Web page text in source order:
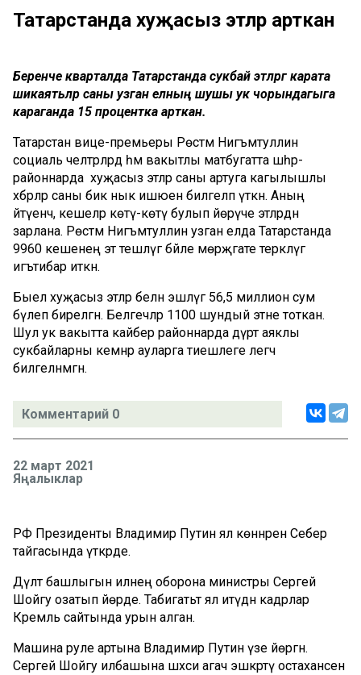
Татарстанда хуҗасыз этләр арткан
Беренче кварталда Татарстанда сукбай этләргә карата
шикаятьләр саны узган елның шушы ук чорындагыга
караганда 15 процентка арткан.
Татарстан вице-премьеры Рөстәм Нигъмәтуллин
социаль челтәрләрдә һәм вакытлы матбугатта шәһәр-
районнарда хуҗасыз этләр саны артуга кагылышлы
хәбәрләр саны бик нык ишәюен билгеләп үткән. Аның
әйтүенчә, кешеләр көтү-көтү булып йөрүче этләрдән
зарлана. Рөстәм Нигъмәтуллин узган елда Татарстанда
9960 кешенең эт тешләүгә бәйле мөрәҗәгате теркәлүгә
игътибар иткән.
Быел хуҗасыз этләр белән эшләүгә 56,5 миллион сум
бүлеп бирелгән. Белгечләр 1100 шундый этне тоткан.
Шул ук вакытта кайбер районнарда дүрт аяклы
сукбайларны кемнәр ауларга тиешлеге әлегәчә
билгеләнмәгән.
Комментарий 0
22 март 2021
Яңалыклар
РФ Президенты Владимир Путин ял көннәрен Себер
тайгасында үткәрде.
Дәүләт башлыгын илнең оборона министры Сергей
Шойгу озатып йөрде. Табигатьтә ял итүдән кадрлар
Кремль сайтында урын алган.
Машина руле артына Владимир Путин үзе йөргән.
Сергей Шойгу илбашына шәхси агач эшкәртү остаханәсен